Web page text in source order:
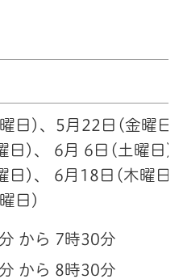
日)、5月22日(金曜日
日)、 6月 6日(土曜日)
日)、 6月18日(木曜日)
日)
から 7時30分
から 8時30分